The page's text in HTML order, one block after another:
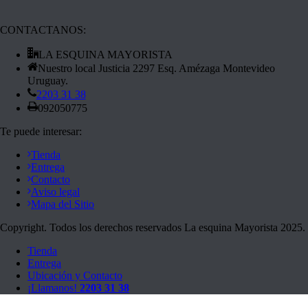
CONTACTANOS:
LA ESQUINA MAYORISTA
Nuestro local Justicia 2297 Esq. Amézaga Montevideo
Uruguay.
2203 31 38
092050775
Te puede interesar:
Tienda
Entrega
Contacto
Aviso legal
Mapa del Sitio
Copyright. Todos los derechos reservados La esquina Mayorista 2025.
Tienda
Entrega
Ubicación y Contacto
¡Llamanos! 2203 31 38